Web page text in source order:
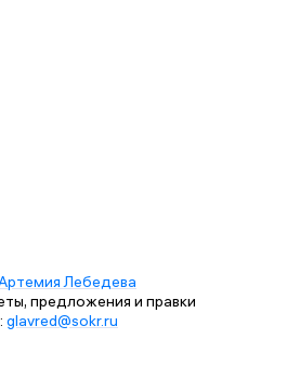
Лебедева
предложения и правки
glavred@sokr.ru